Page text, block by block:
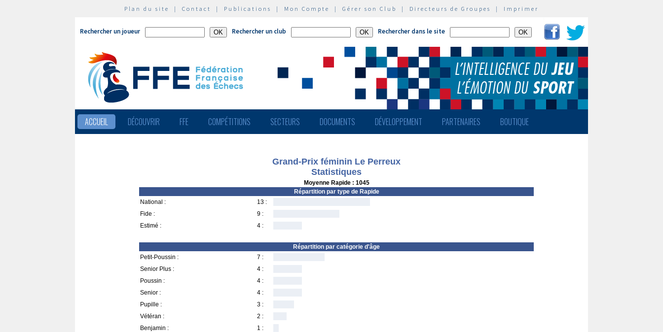
Plan du site | Contact | Publications | Mon Compte | Gérer son Club | Directeurs de Groupes | Imprimer
Rechercher un joueur Rechercher un club Rechercher dans le site
ACCUEIL DÉCOUVRIR FFE COMPÉTITIONS SECTEURS DOCUMENTS DÉVELOPPEMENT PARTENAIRES BOUTIQUE
Grand-Prix féminin Le Perreux
Statistiques
Moyenne Rapide : 1045
Répartition par type de Rapide
National :
13 :
Fide :
9 :
Estimé :
4 :
Répartition par catégorie d'âge
Petit-Poussin :
7 :
Senior Plus :
4 :
Poussin :
4 :
Senior :
4 :
Pupille :
3 :
Vétéran :
2 :
Benjamin :
1 :